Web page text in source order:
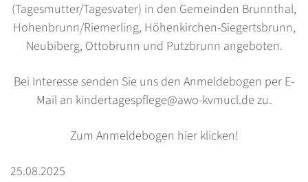
(Tagesmutter/Tagesvater) in den Gemeinden Brunnthal,
Hohenbrunn/Riemerling, Höhenkirchen-Siegertsbrunn,
Neubiberg, Ottobrunn und Putzbrunn angeboten.
Bei Interesse senden Sie uns den Anmeldebogen per E-
Mail an kindertagespflege@awo-kvmucl.de zu.
Zum Anmeldebogen hier klicken!
25.08.2025